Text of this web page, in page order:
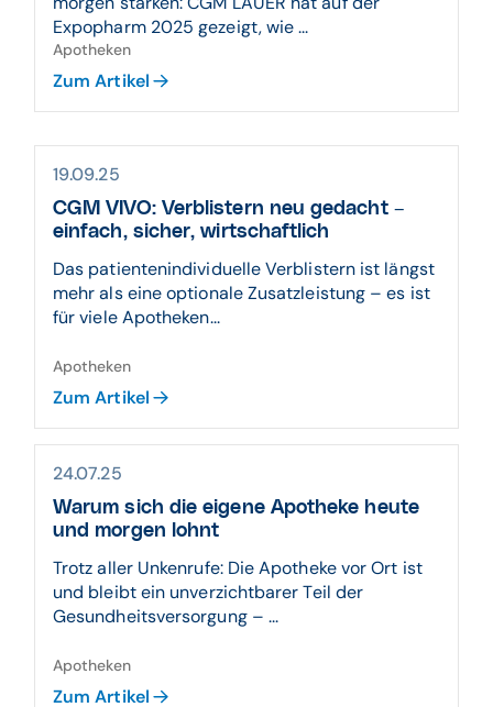
Expopharm 2025 gezeigt, wie ...
Apotheken
Zum Artikel
19.09.25
CGM VIVO: Verblistern neu gedacht –
einfach, sicher, wirtschaftlich
Das patientenindividuelle Verblistern ist längst
mehr als eine optionale Zusatzleistung – es ist
für viele Apotheken...
Apotheken
Zum Artikel
24.07.25
Warum sich die eigene Apotheke heute
und morgen lohnt
Trotz aller Unkenrufe: Die Apotheke vor Ort ist
und bleibt ein unverzichtbarer Teil der
Gesundheitsversorgung – ...
Apotheken
Zum Artikel